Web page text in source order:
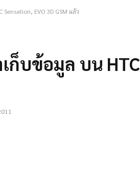
EVO 3D GSM แล้ว
บข้อมูล บน HTC